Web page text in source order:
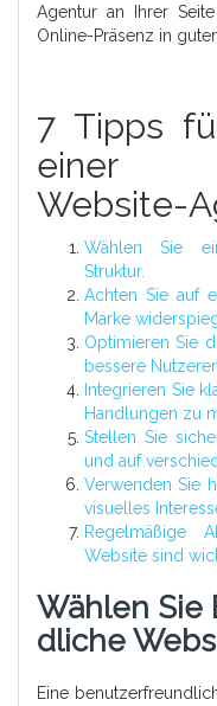
Agentur an Ihrer
Online-Präsenz in
7 Tipps
einer
Website-
Wählen Sie
Struktur.
Achten Sie auf
Marke
Optimieren Sie
bessere
Integrieren Sie
Handlungen zu
Stellen Sie
und auf
Verwenden Sie
visuelles
Regelmäßige
Website sind
Wählen Sie
Dliche
Eine